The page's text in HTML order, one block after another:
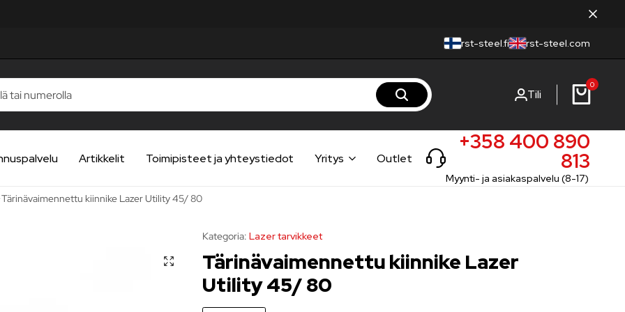
rst-steel.fi rst-steel.com
Tili
0
Artikkelit Toimipisteet ja yhteystiedot Yritys Outlet
+358 400 890
813
Myynti- ja asiakaspalvelu (8-17)
Tärinävaimennettu kiinnike Lazer Utility 45/ 80
Kategoria: Lazer tarvikkeet
Tärinävaimennettu kiinnike Lazer
Utility 45/ 80